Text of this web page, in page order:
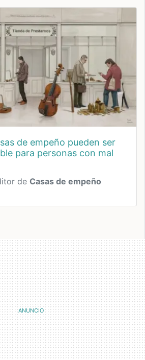
para personas con mal
de Casas de empeño